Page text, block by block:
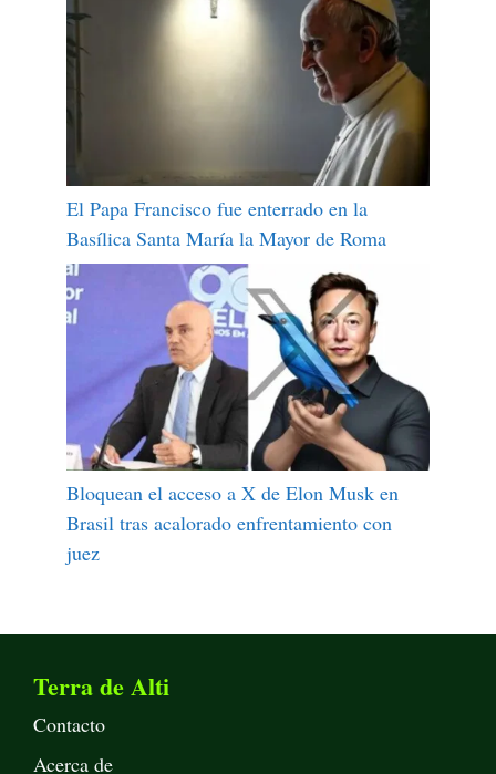
El Papa Francisco fue enterrado en la
Basílica Santa María la Mayor de Roma
Bloquean el acceso a X de Elon Musk en
Brasil tras acalorado enfrentamiento con
juez
Terra de Alti
Contacto
Acerca de